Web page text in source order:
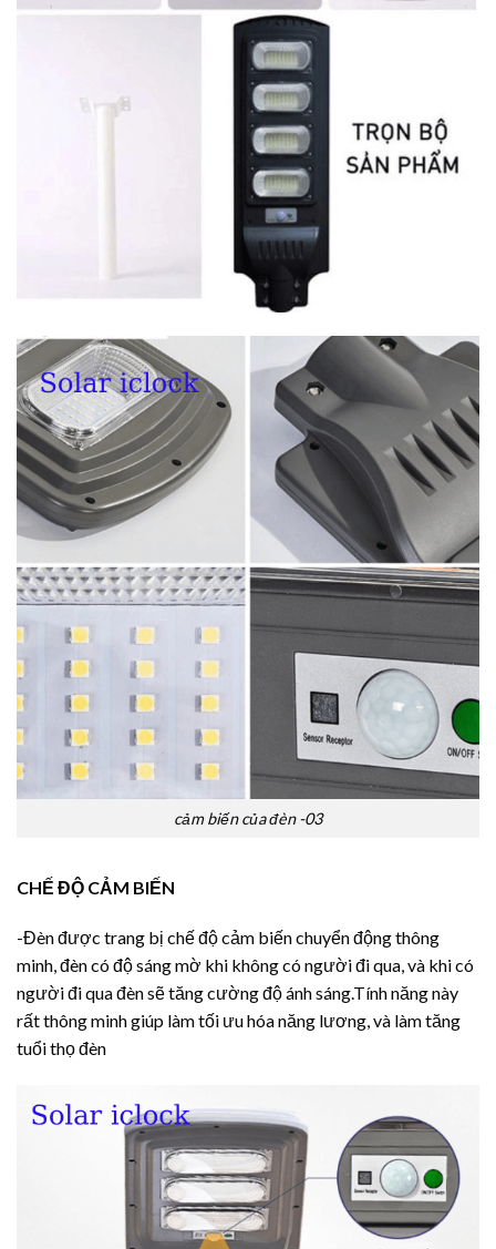
cảm biến của đèn -03
CHẾ ĐỘ CẢM BIẾN
-Đèn được trang bị chế độ cảm biến chuyển động thông
minh, đèn có độ sáng mờ khi không có người đi qua, và khi có
người đi qua đèn sẽ tăng cường độ ánh sáng.Tính năng này
rất thông minh giúp làm tối ưu hóa năng lương, và làm tăng
tuổi thọ đèn